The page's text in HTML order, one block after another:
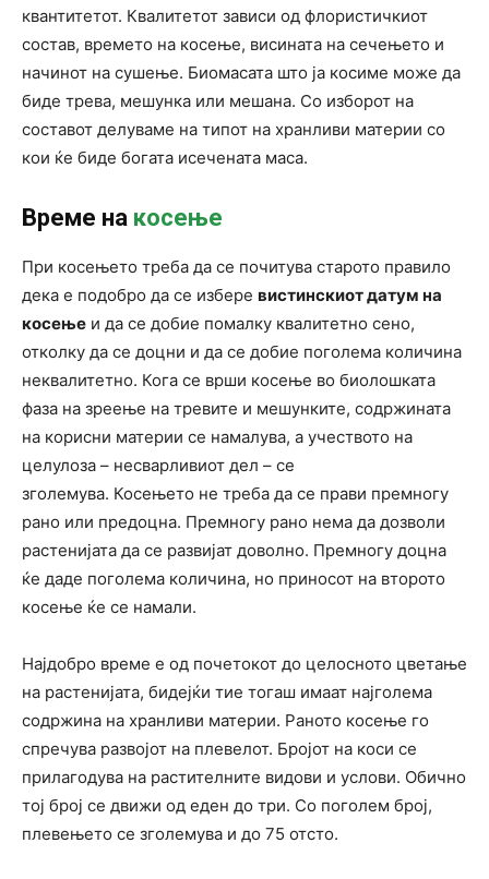
квантитетот. Квалитетот зависи од флористичкиот
состав, времето на косење, висината на сечењето и
начинот на сушење. Биомасата што ја косиме може да
биде трева, мешунка или мешана. Со изборот на
составот делуваме на типот на хранливи материи со
кои ќе биде богата исечената маса.
Време на косење
При косењето треба да се почитува старото правило
дека е подобро да се избере вистинскиот датум на
косење и да се добие помалку квалитетно сено,
отколку да се доцни и да се добие поголема количина
неквалитетно. Кога се врши косење во биолошката
фаза на зреење на тревите и мешунките, содржината
на корисни материи се намалува, а учеството на
целулоза – несварливиот дел – се
зголемува. Косењето не треба да се прави премногу
рано или предоцна. Премногу рано нема да дозволи
растенијата да се развијат доволно. Премногу доцна
ќе даде поголема количина, но приносот на второто
косење ќе се намали.
Најдобро време е од почетокот до целосното цветање
на растенијата, бидејќи тие тогаш имаат најголема
содржина на хранливи материи. Раното косење го
спречува развојот на плевелот. Бројот на коси се
прилагодува на растителните видови и услови. Обично
тој број се движи од еден до три. Со поголем број,
плевењето се зголемува и до 75 отсто.